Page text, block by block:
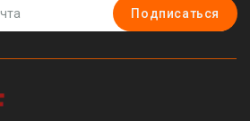
Подписаться